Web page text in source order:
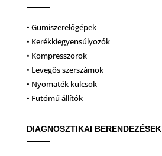
• Gumiszerelőgépek
• Kerékkiegyensúlyozók
• Kompresszorok
• Levegős szerszámok
• Nyomaték kulcsok
• Futómű állítók
DIAGNOSZTIKAI BERENDEZÉSEK